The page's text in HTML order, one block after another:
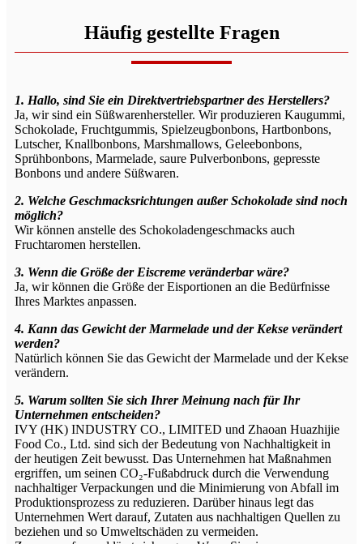
Häufig gestellte Fragen
1. Hallo, sind Sie ein Direktvertriebspartner des Herstellers?
Ja, wir sind ein Süßwarenhersteller. Wir produzieren Kaugummi,
Schokolade, Fruchtgummis, Spielzeugbonbons, Hartbonbons,
Lutscher, Knallbonbons, Marshmallows, Geleebonbons,
Sprühbonbons, Marmelade, saure Pulverbonbons, gepresste
Bonbons und andere Süßwaren.
2. Welche Geschmacksrichtungen außer Schokolade sind noch
möglich?
Wir können anstelle des Schokoladengeschmacks auch
Fruchtaromen herstellen.
3. Wenn die Größe der Eiscreme veränderbar wäre?
Ja, wir können die Größe der Eisportionen an die Bedürfnisse
Ihres Marktes anpassen.
4. Kann das Gewicht der Marmelade und der Kekse verändert
werden?
Natürlich können Sie das Gewicht der Marmelade und der Kekse
verändern.
5. Warum sollten Sie sich Ihrer Meinung nach für Ihr
Unternehmen entscheiden?
IVY (HK) INDUSTRY CO., LIMITED und Zhaoan Huazhijie
Food Co., Ltd. sind sich der Bedeutung von Nachhaltigkeit in
der heutigen Zeit bewusst. Das Unternehmen hat Maßnahmen
ergriffen, um seinen CO₂-Fußabdruck durch die Verwendung
nachhaltiger Verpackungen und die Minimierung von Abfall im
Produktionsprozess zu reduzieren. Darüber hinaus legt das
Unternehmen Wert darauf, Zutaten aus nachhaltigen Quellen zu
beziehen und so Umweltschäden zu vermeiden.